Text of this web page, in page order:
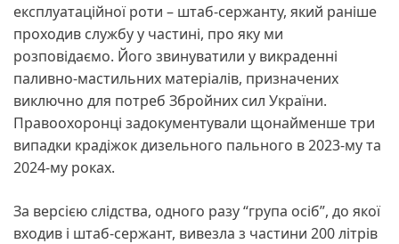
експлуатаційної роти – штаб-сержанту, який раніше
проходив службу у частині, про яку ми
розповідаємо. Його звинуватили у викраденні
паливно-мастильних матеріалів, призначених
виключно для потреб Збройних сил України.
Правоохоронці задокументували щонайменше три
випадки крадіжок дизельного пального в 2023-му та
2024-му роках.
За версією слідства, одного разу “група осіб”, до якої
входив і штаб-сержант, вивезла з частини 200 літрів